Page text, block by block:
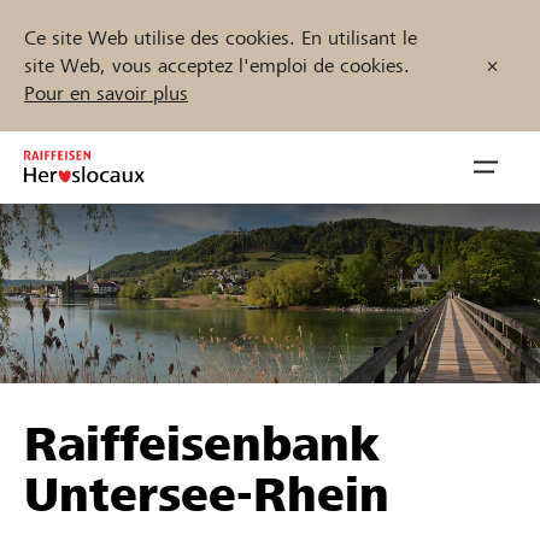
Ce site Web utilise des cookies. En utilisant le
site Web, vous acceptez l'emploi de cookies.
Pour en savoir plus
Inhalt
springen
öffnen
Parrainer
Soutien & assistance
Trouvez des projets et des organisations
Démarrez maintenant
Raiffeisenbank
Untersee-Rhein